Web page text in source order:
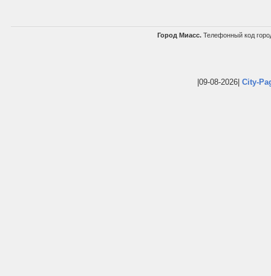
Город Миасс. Телефонный код
|09-08-2026| City-